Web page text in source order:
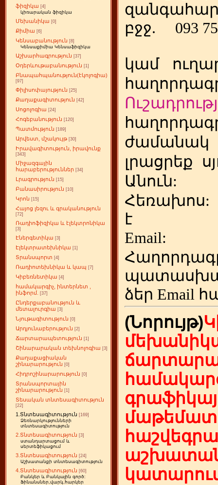
ֆիզիկա [4]
կիռարական ֆիզիկա
Մեխանիկա [0]
Քիմիա [6]
Կենսաբանություն [8]
Կենսաքիմիա Կենսաֆիզիկա
Աշխարհագրություն [37]
Օդերևութաբանություն [1]
Բնապահպանություն(էկոլոգիա)
[97]
Փիլիսոփայություն [25]
Քաղաքագիտություն [42]
Սոցոլոգիա [24]
Հոգեբանություն [120]
Պատմություն [189]
Արվեստ, մշակույթ [30]
Իրավագիտություն, իրավունք
[343]
Միջազգային
հարաբերություններ [34]
Լրագրություն [15]
Բանասիրություն [10]
Կրոն [15]
Հայոց լեզու և գրականություն
[72]
Ռադիոֆիզիկա և էլեկտրոնիկա
[3]
Էներգետիկա [3]
Էլեկտրատեխնիկա [1]
Տրանսպորտ [4]
Ռադիոտեխնիկա և կապ [7]
Կիբեռնետիկա [4]
համակարգիչ, ինտերնետ ,
ինֆորմ.
[37]
Ընդերքաբանություն և
մետալուրգիա [3]
Նյութագիտություն [0]
Արդյունաբերություն [2]
Ճարտարապետություն [1]
Շինարարական տեխնոլոգիա [3]
Քաղաքացիական
շինարարություն [0]
Հիդրոշինարարություն [0]
Տրանսպորտային
շինարարություն [1]
Տեսական տնտեսագիտություն
[22]
1.Տնտեսագիտություն [169]
Ձեռնարկությունների
տնտեսագիտություն
2.Տնտեսագիտություն [3]
ստանդարտացում և
սերտեֆիկացում
3.Տնտեսագիտություն [24]
Աշխատանքի տնտեսագիտություն
4.Տնտեսագիտություն [60]
Բանկեր և Բանկային գործ:
Ֆինանսներ,վարկ,հարկեր
բջջ.
093
կամ
ժամանակ
լրացրեք
Անուն:
Հեռախոս
է
ձեր Email
(Նորույթ)